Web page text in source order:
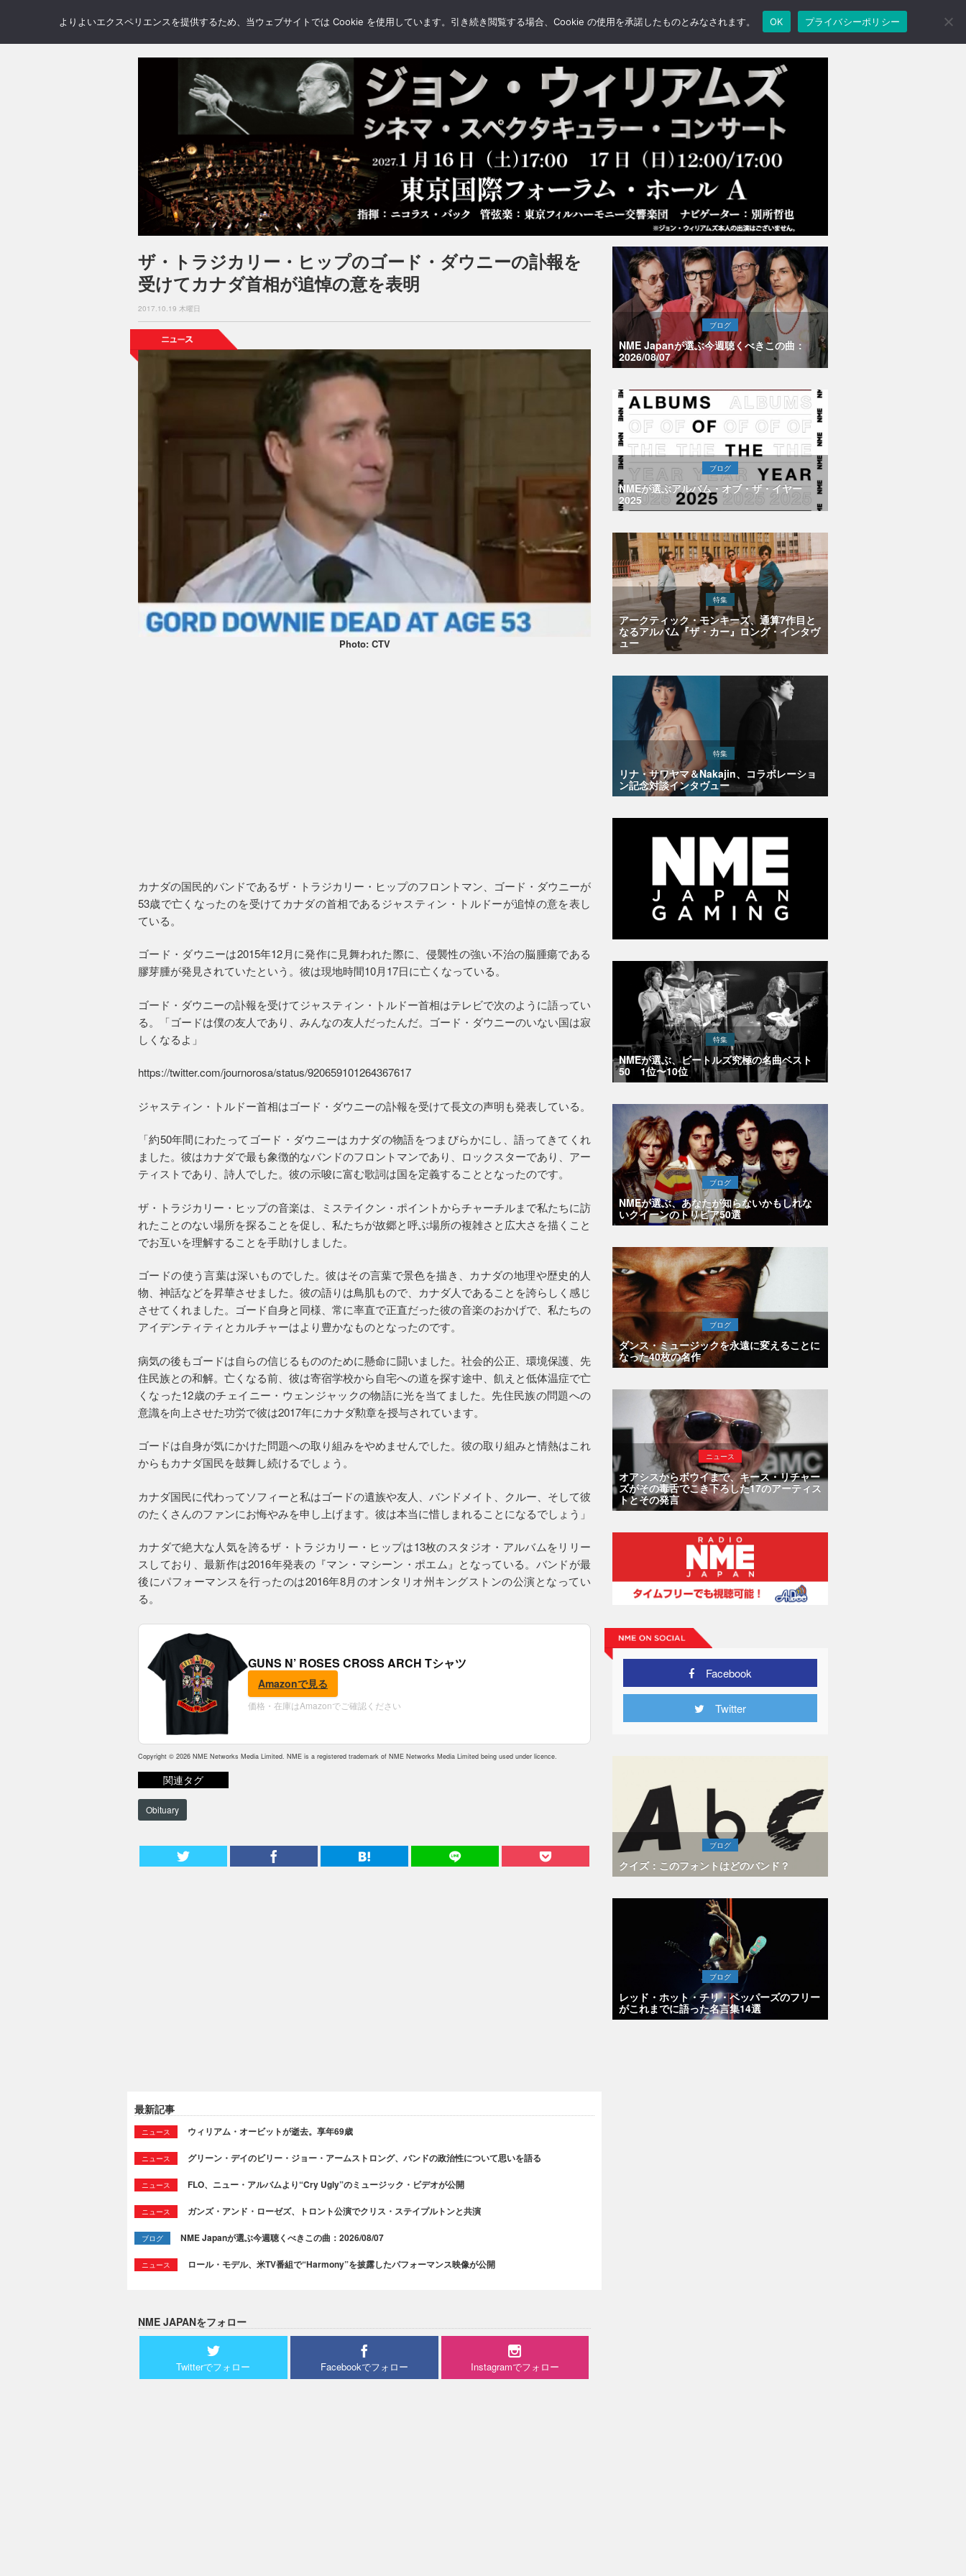
NEWS REVIEWS GALLERY BLOGS FEATURE
ザ・トラジカリー・ヒップのゴード・ダウニーの訃報を
受けてカナダ首相が追悼の意を表明
2017.10.19 木曜日
Photo: CTV
カナダの国民的バンドであるザ・トラジカリー・ヒップのフロントマン、ゴード・ダウニーが
53歳で亡くなったのを受けてカナダの首相であるジャスティン・トルドーが追悼の意を表し
ている。
ゴード・ダウニーは2015年12月に発作に見舞われた際に、侵襲性の強い不治の脳腫瘍である
膠芽腫が発見されていたという。彼は現地時間10月17日に亡くなっている。
ゴード・ダウニーの訃報を受けてジャスティン・トルドー首相はテレビで次のように語ってい
る。「ゴードは僕の友人であり、みんなの友人だったんだ。ゴード・ダウニーのいない国は寂
しくなるよ」
https://twitter.com/journorosa/status/920659101264367617
ジャスティン・トルドー首相はゴード・ダウニーの訃報を受けて長文の声明も発表している。
「約50年間にわたってゴード・ダウニーはカナダの物語をつまびらかにし、語ってきてくれ
ました。彼はカナダで最も象徴的なバンドのフロントマンであり、ロックスターであり、アー
ティストであり、詩人でした。彼の示唆に富む歌詞は国を定義することとなったのです。
ザ・トラジカリー・ヒップの音楽は、ミステイクン・ポイントからチャーチルまで私たちに訪
れたことのない場所を探ることを促し、私たちが故郷と呼ぶ場所の複雑さと広大さを描くこと
でお互いを理解することを手助けしました。
ゴードの使う言葉は深いものでした。彼はその言葉で景色を描き、カナダの地理や歴史的人
物、神話などを昇華させました。彼の語りは鳥肌もので、カナダ人であることを誇らしく感じ
させてくれました。ゴード自身と同様、常に率直で正直だった彼の音楽のおかげで、私たちの
アイデンティティとカルチャーはより豊かなものとなったのです。
病気の後もゴードは自らの信じるもののために懸命に闘いました。社会的公正、環境保護、先
住民族との和解。亡くなる前、彼は寄宿学校から自宅への道を探す途中、飢えと低体温症で亡
くなった12歳のチェイニー・ウェンジャックの物語に光を当てました。先住民族の問題への
意識を向上させた功労で彼は2017年にカナダ勲章を授与されています。
ゴードは自身が気にかけた問題への取り組みをやめませんでした。彼の取り組みと情熱はこれ
からもカナダ国民を鼓舞し続けるでしょう。
カナダ国民に代わってソフィーと私はゴードの遺族や友人、バンドメイト、クルー、そして彼
のたくさんのファンにお悔やみを申し上げます。彼は本当に惜しまれることになるでしょう」
カナダで絶大な人気を誇るザ・トラジカリー・ヒップは13枚のスタジオ・アルバムをリリー
スしており、最新作は2016年発表の『マン・マシーン・ポエム』となっている。バンドが最
後にパフォーマンスを行ったのは2016年8月のオンタリオ州キングストンの公演となってい
る。
GUNS N’ ROSES CROSS ARCH Tシャツ
Amazonで見る
価格・在庫はAmazonでご確認ください
Copyright © 2026 NME Networks Media Limited. NME is a registered trademark of NME Networks Media Limited being used under licence.
関連タグ
Obituary
最新記事
ニュース ウィリアム・オービットが逝去。享年69歳
ニュース グリーン・デイのビリー・ジョー・アームストロング、バンドの政治性について思いを語る
ニュース FLO、ニュー・アルバムより“Cry Ugly”のミュージック・ビデオが公開
ニュース ガンズ・アンド・ローゼズ、トロント公演でクリス・ステイプルトンと共演
ブログ NME Japanが選ぶ今週聴くべきこの曲：2026/08/07
ニュース ロール・モデル、米TV番組で“Harmony”を披露したパフォーマンス映像が公開
NME JAPANをフォロー
Twitterでフォロー Facebookでフォロー Instagramでフォロー
ブログ
NME Japanが選ぶ今週聴くべきこの曲：
2026/08/07
ブログ
NMEが選ぶアルバム・オブ・ザ・イヤー
2025
特集
アークティック・モンキーズ、通算7作目と
なるアルバム『ザ・カー』ロング・インタヴ
ュー
特集
リナ・サワヤマ＆Nakajin、コラボレーショ
ン記念対談インタヴュー
特集
NMEが選ぶ、ビートルズ究極の名曲ベスト
50 1位〜10位
ブログ
NMEが選ぶ、あなたが知らないかもしれな
いクイーンのトリビア50選
ブログ
ダンス・ミュージックを永遠に変えることに
なった40枚の名作
ニュース
オアシスからボウイまで、キース・リチャー
ズがその毒舌でこき下ろした17のアーティス
トとその発言
Facebook
Twitter
ブログ
クイズ：このフォントはどのバンド？
ブログ
レッド・ホット・チリ・ペッパーズのフリー
がこれまでに語った名言集14選
よりよいエクスペリエンスを提供するため、当ウェブサイトでは Cookie を使用しています。引き続き閲覧する場合、Cookie の使用を承諾したものとみなされます。 OK プライバシーポリシー